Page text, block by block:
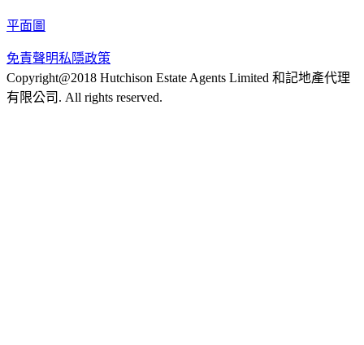
平面圖
免責聲明私隱政策
Copyright@2018 Hutchison Estate Agents Limited 和記地產代理
有限公司. All rights reserved.